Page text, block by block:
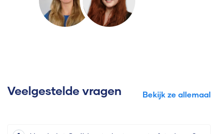
Veelgestelde vragen Bekijk ze allemaal